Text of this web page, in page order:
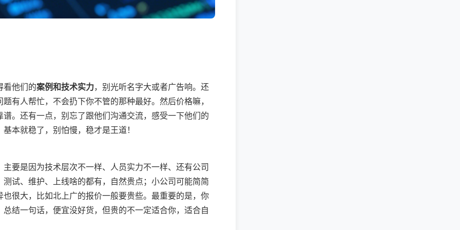
看他们的案例和技术实力，别光听名字大或者广告响。还
有人帮忙，不会扔下你不管的那种最好。然后价格嘛，
。还有一点，别忘了跟他们沟通交流，感受一下他们的
本就稳了，别怕慢，稳才是王道！
要是因为技术层次不一样、人员实力不一样、还有公司
试、维护、上线啥的都有，自然贵点；小公司可能简简
很大，比如北上广的报价一般要贵些。最重要的是，你
结一句话，便宜没好货，但贵的不一定适合你，适合自